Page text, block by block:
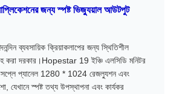
জন্য স্পষ্ট ভিজ্যুয়াল আউটপুট
ব্যবসায়িক ক্রিয়াকলাপের জন্য স্থিতিশীল
করা দরকার।Hopestar 19 ইঞ্চি এলসিডি মনিটর
প্যানেল 1280 * 1024 রেজল্যুশন এবং
যেখানে স্পষ্ট তথ্য উপস্থাপনা এবং কার্যকর